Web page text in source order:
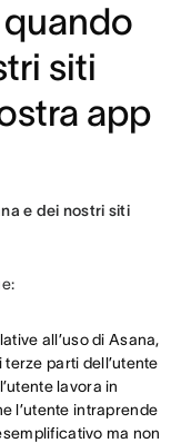
siti
app
e dei nostri siti
all’uso di Asana,
parti dell’utente
lavora in
l’utente intraprende
ma non